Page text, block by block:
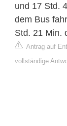
und 17 Std.
dem Bus
Std. 21 Min.
Antrag auf
vollständige